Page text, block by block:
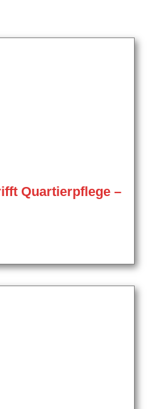
Quartierpflege –